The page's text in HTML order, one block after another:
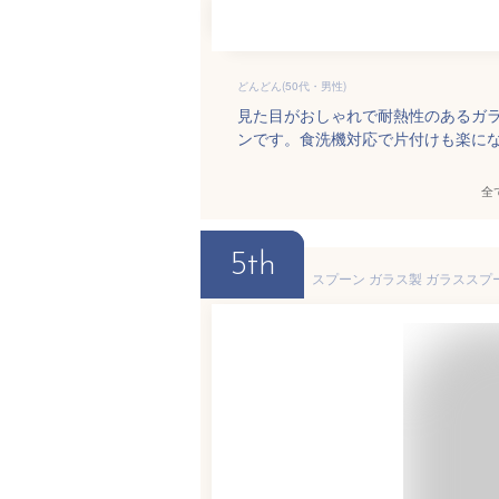
どんどん(50代・男性)
見た目がおしゃれで耐熱性のあるガ
ンです。食洗機対応で片付けも楽に
全
5th